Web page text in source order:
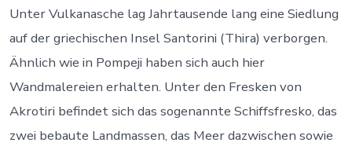
von
Akrotiri
Unter Vulkanasche lag Jahrtausende lang eine Siedlung
auf der griechischen Insel Santorini (Thira) verborgen.
Ähnlich wie in Pompeji haben sich auch hier
Wandmalereien erhalten. Unter den Fresken von
Akrotiri befindet sich das sogenannte Schiffsfresko, das
zwei bebaute Landmassen, das Meer dazwischen sowie